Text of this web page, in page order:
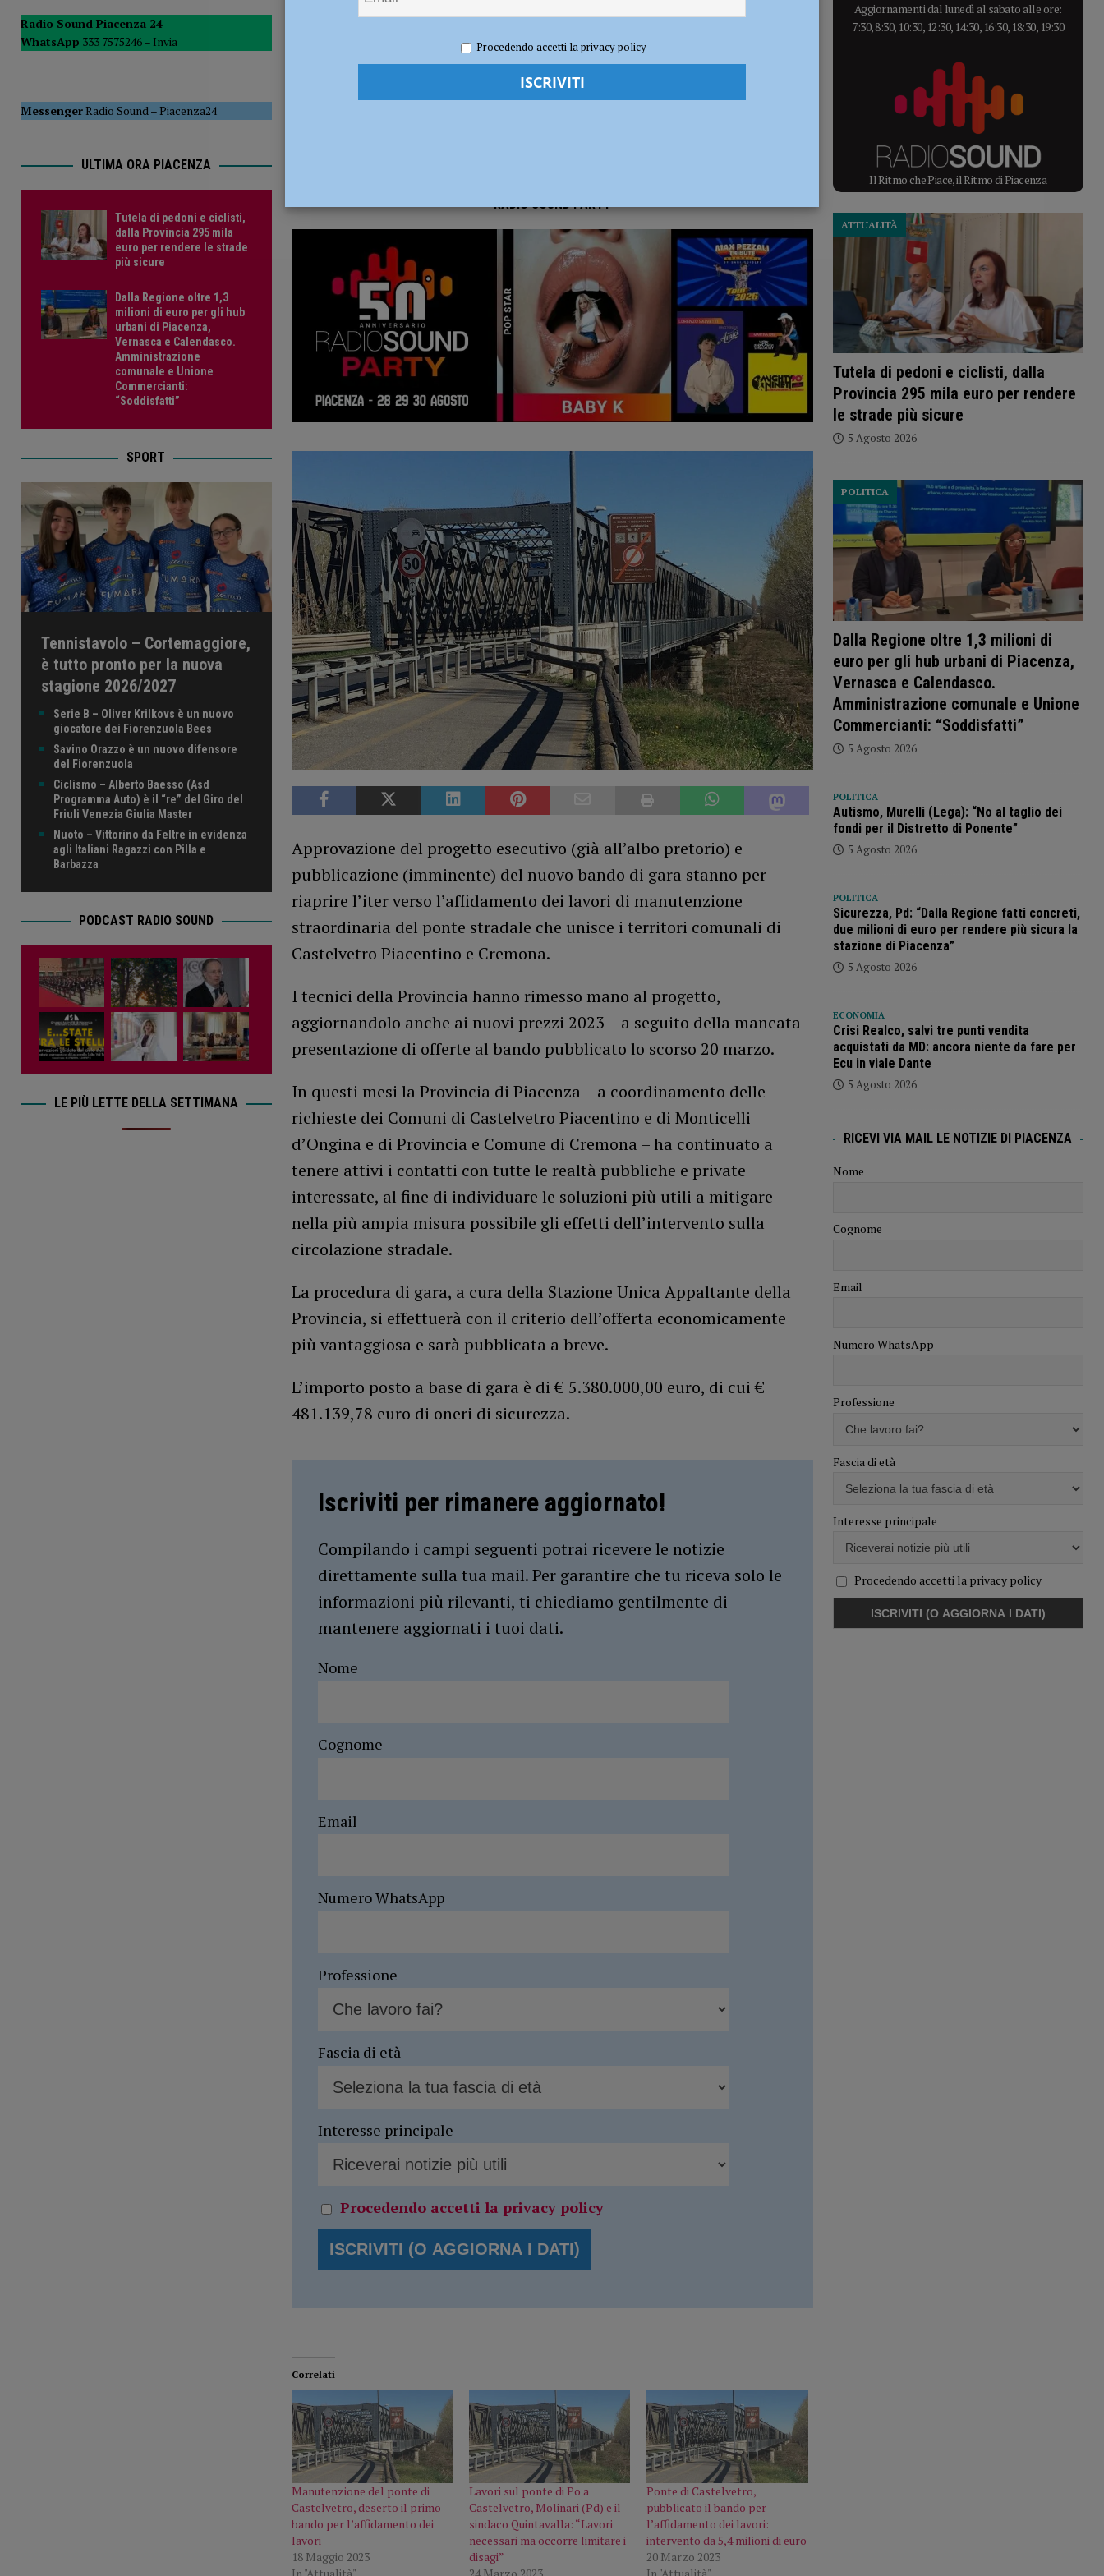
POLITICA
[ 5 Agosto 2026 ] Caldo estremo e asili nido, Tagliaferri (FdI): “Verificare subito la situazione nella provincia di Piacenza”
RADIO SOUND PARTY
Approvazione del progetto esecutivo (già all’albo pretorio) e
pubblicazione (imminente) del nuovo bando di gara stanno per
riaprire l’iter verso l’affidamento dei lavori di manutenzione
straordinaria del ponte stradale che unisce i territori comunali di
Castelvetro Piacentino e Cremona.
I tecnici della Provincia hanno rimesso mano al progetto,
aggiornandolo anche ai nuovi prezzi 2023 – a seguito della mancata
presentazione di offerte al bando pubblicato lo scorso 20 marzo.
In questi mesi la Provincia di Piacenza – a coordinamento delle
richieste dei Comuni di Castelvetro Piacentino e di Monticelli
d’Ongina e di Provincia e Comune di Cremona – ha continuato a
tenere attivi i contatti con tutte le realtà pubbliche e private
interessate, al fine di individuare le soluzioni più utili a mitigare
nella più ampia misura possibile gli effetti dell’intervento sulla
circolazione stradale.
La procedura di gara, a cura della Stazione Unica Appaltante della
Provincia, si effettuerà con il criterio dell’offerta economicamente
più vantaggiosa e sarà pubblicata a breve.
L’importo posto a base di gara è di € 5.380.000,00 euro, di cui €
481.139,78 euro di oneri di sicurezza.
Iscriviti per rimanere aggiornato!
Compilando i campi seguenti potrai ricevere le notizie
direttamente sulla tua mail. Per garantire che tu riceva solo le
informazioni più rilevanti, ti chiediamo gentilmente di
mantenere aggiornati i tuoi dati.
Nome
Cognome
Email
Numero WhatsApp
Professione
Fascia di età
Interesse principale
Procedendo accetti la privacy policy
Correlati
Manutenzione del ponte di
Castelvetro, deserto il primo
bando per l’affidamento dei
lavori
18 Maggio 2023
In "Attualità"
Lavori sul ponte di Po a
Castelvetro, Molinari (Pd) e il
sindaco Quintavalla: “Lavori
necessari ma occorre limitare i
disagi”
24 Marzo 2023
Ponte di Castelvetro,
pubblicato il bando per
l’affidamento dei lavori:
intervento da 5,4 milioni di euro
20 Marzo 2023
In "Attualità"
Radio Sound Piacenza 24
WhatsApp 333 7575246 – Invia
MessengerRadio Sound–Piacenza24
ULTIMA ORA PIACENZA
Tutela di pedoni e ciclisti,
dalla Provincia 295 mila
euro per rendere le strade
più sicure
Dalla Regione oltre 1,3
milioni di euro per gli hub
urbani di Piacenza,
Vernasca e Calendasco.
Amministrazione
comunale e Unione
Commercianti:
“Soddisfatti”
SPORT
Tennistavolo – Cortemaggiore,
è tutto pronto per la nuova
stagione 2026/2027
Serie B – Oliver Krilkovs è un nuovo
giocatore dei Fiorenzuola Bees
Savino Orazzo è un nuovo difensore
del Fiorenzuola
Ciclismo – Alberto Baesso (Asd
Programma Auto) è il “re” del Giro del
Friuli Venezia Giulia Master
Nuoto – Vittorino da Feltre in evidenza
agli Italiani Ragazzi con Pilla e
Barbazza
PODCAST RADIO SOUND
LE PIÙ LETTE DELLA SETTIMANA
Aggiornamenti dal lunedì al sabato alle ore:
7:30, 8:30, 10:30, 12:30, 14:30, 16:30, 18:30, 19:30
Il Ritmo che Piace, il Ritmo di Piacenza
Tutela di pedoni e ciclisti, dalla
Provincia 295 mila euro per rendere
le strade più sicure
ATTUALITÀ
5 Agosto 2026
Dalla Regione oltre 1,3 milioni di
euro per gli hub urbani di Piacenza,
Vernasca e Calendasco.
Amministrazione comunale e Unione
Commercianti: “Soddisfatti”
POLITICA
5 Agosto 2026
POLITICA
Autismo, Murelli (Lega): “No al taglio dei
fondi per il Distretto di Ponente”
5 Agosto 2026
POLITICA
Sicurezza, Pd: “Dalla Regione fatti concreti,
due milioni di euro per rendere più sicura la
stazione di Piacenza”
5 Agosto 2026
ECONOMIA
Crisi Realco, salvi tre punti vendita
acquistati da MD: ancora niente da fare per
Ecu in viale Dante
5 Agosto 2026
RICEVI VIA MAIL LE NOTIZIE DI PIACENZA
Nome
Cognome
Email
Numero WhatsApp
Professione
Fascia di età
Interesse principale
Procedendo accetti la privacy policy
Procedendo accetti la privacy policy